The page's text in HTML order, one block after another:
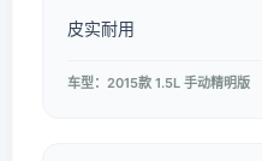
皮实耐用
车型：2015款 1.5L 手动精明版